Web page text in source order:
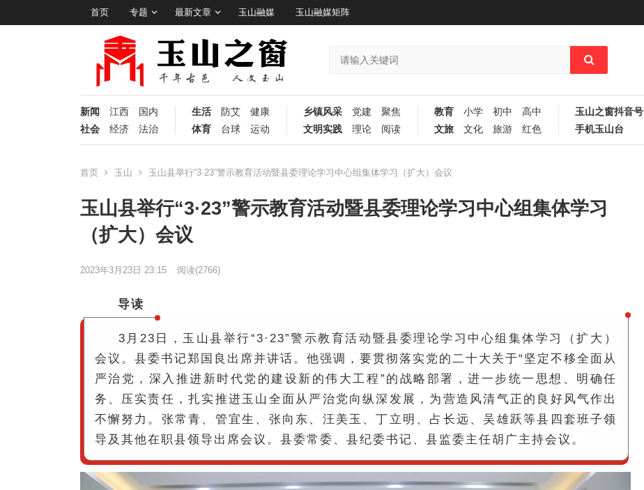
首页 专题 最新文章 玉山融媒 玉山融媒矩阵
新闻 江西
国内
社会
经济 法治
生活 防艾
健康
体育
台球 运动
乡镇风采 党建
聚焦
文明实践
理论 阅读
教育 小学 初中
高中
文旅
文化 旅游 红色
玉山之窗抖音号
手机玉山台
首页 玉山 玉山县举行“3·23”警示教育活动暨县委理论学习中心组集体学习（扩大）会议
玉山县举行“3·23”警示教育活动暨县委理论学习中心组集体学习
（扩大）会议
2023年3月23日 23:15 阅读(2766)
导读
3月23日，玉山县举行“3·23”警示教育活动暨县委理论学习中心组集体学习（扩大）
会议。县委书记郑国良出席并讲话。他强调，要贯彻落实党的二十大关于“坚定不移全面从
严治党，深入推进新时代党的建设新的伟大工程”的战略部署，进一步统一思想、明确任
务、压实责任，扎实推进玉山全面从严治党向纵深发展，为营造风清气正的良好风气作出
不懈努力。张常青、管宜生、张向东、汪美玉、丁立明、占长远、吴雄跃等县四套班子领
导及其他在职县领导出席会议。县委常委、县纪委书记、县监委主任胡广主持会议。